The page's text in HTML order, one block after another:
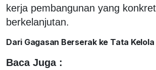
kerja pembangunan yang
berkelanjutan.
Dari Gagasan Berserak ke Tata
Baca Juga :